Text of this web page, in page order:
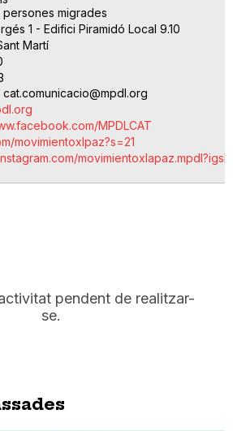
persones migrades
1 - Edifici Piramidó Local 9.10
Martí
cat.comunicacio@mpdl.org
MPDLCAT
movimientoxlpaz?s=21
pendent de realitzar-
se.